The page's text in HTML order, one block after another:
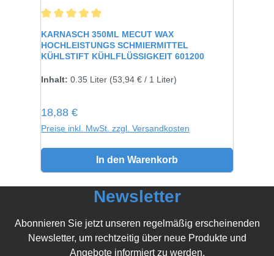
KARNASCH 350ML MECUT WAX
HOCHLEISTUNGS SCHMIERMITTEL
KÜHLSTIFT KÜHLFLÜSSIGKEIT 601200
Inhalt: 0.35 Liter (53,94 € / 1 Liter)
Regulärer Preis:
18,88 €
Preise inkl. MwSt. zzgl. Versandkosten
In den Warenkorb
Newsletter
Abonnieren Sie jetzt unseren regelmäßig erscheinenden
Newsletter, um rechtzeitig über neue Produkte und
Angebote informiert zu werden.